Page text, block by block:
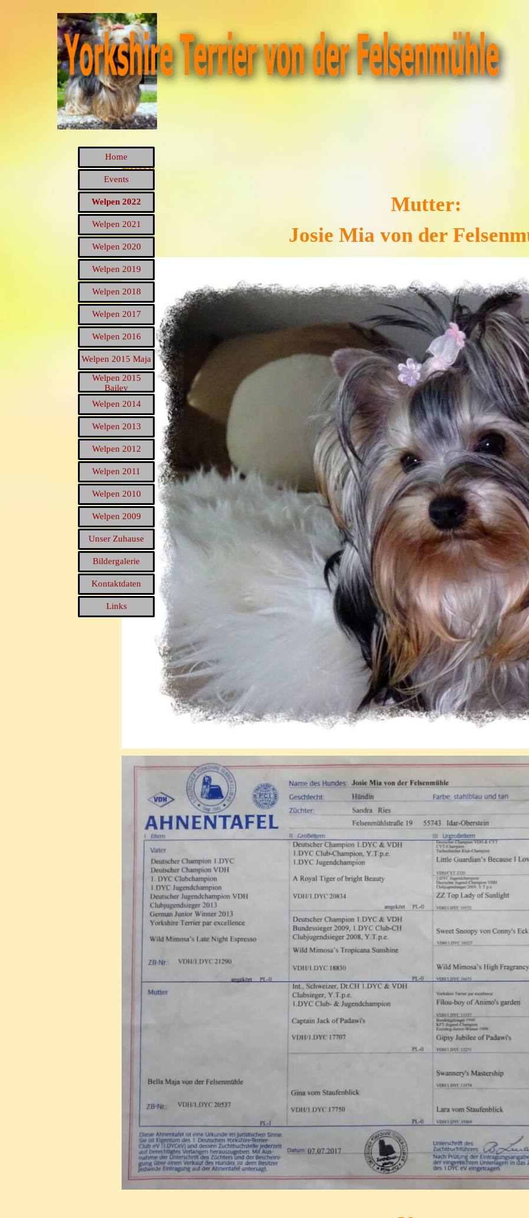
Menü überspringen
Home
Events
Welpen 2022
Welpen 2021
Welpen 2020
Welpen 2019
Welpen 2018 ▼
Welpen 2017 ▼
Welpen 2016
Welpen 2015 Maja
Welpen 2015
Bailey
▼
Welpen 2014 ▼
Welpen 2013
Welpen 2012
Welpen 2011 ▼
Welpen 2010 ▼
Welpen 2009
Unser Zuhause
Bildergalerie
Kontaktdaten
Links
Eltern
Welpen 2022
Mutter:
Josie Mia von der